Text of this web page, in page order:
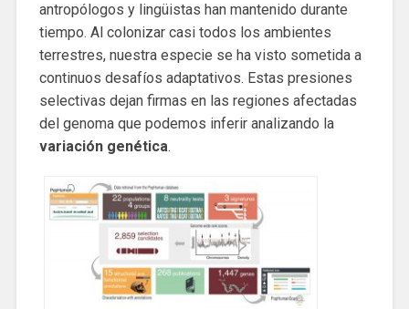
antropólogos y lingüistas han mantenido durante
tiempo. Al colonizar casi todos los ambientes
terrestres, nuestra especie se ha visto sometida a
continuos desafíos adaptativos. Estas presiones
selectivas dejan firmas en las regiones afectadas
del genoma que podemos inferir analizando la
variación genética.